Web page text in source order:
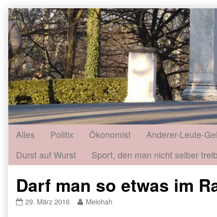
Skip
to
content
Alles Politix Ökonomist Anderer-Leute-
Durst auf Wurst
Sport, den man nicht selber
Darf man so etwas im
Darf
29. März 2016
Read
Meiohah